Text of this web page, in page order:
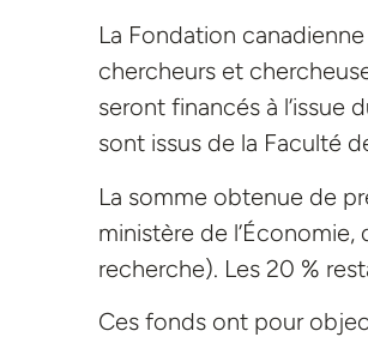
La Fondation
chercheurs et
seront financés à l’issue
sont issus de la Faculté
La somme obtenue de
ministère de
recherche). Les 20 %
Ces fonds ont pour